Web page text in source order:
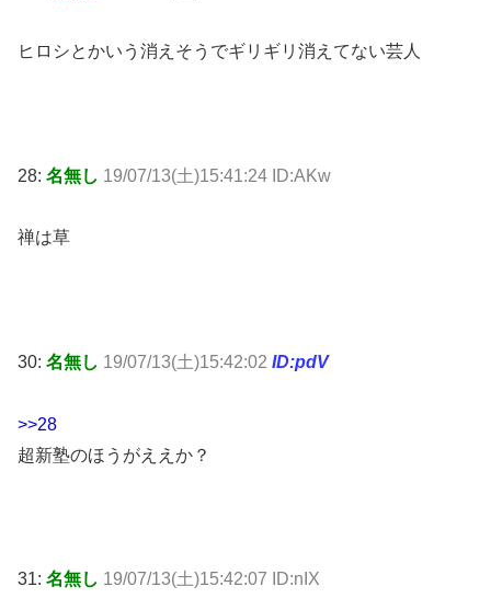
ヒロシとかいう消えそうでギリギリ消えてない芸人
28: 名無し 19/07/13(土)15:41:24 ID:AKw
禅は草
30: 名無し 19/07/13(土)15:42:02 ID:pdV
>>28
超新塾のほうがええか？
31: 名無し 19/07/13(土)15:42:07 ID:nIX